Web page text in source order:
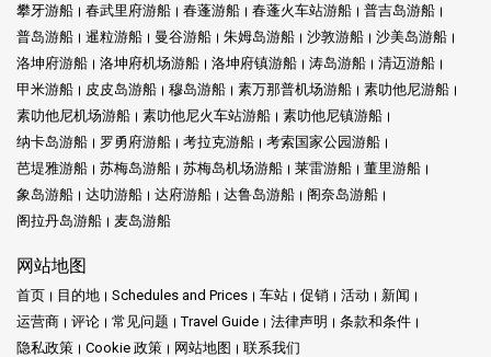
攀牙游船
春武里府游船 春蓬游船 春蓬火车站游船
普吉岛游船
普岛游船
暹粒游船 曼谷游船 朱姆岛游船 沙敦游船
沙美岛游船
洛坤府游船
洛坤府机场游船 洛坤府镇游船 涛岛游船
清迈游船
甲米游船
皮皮岛游船 穆岛游船 素万那普机场游船
素叻他尼游船
素叻他尼机场游船
素叻他尼火车站游船
素叻他尼镇游船
纳卡岛游船
罗勇府游船 考拉克游船
考索国家公园游船
芭堤雅游船
苏梅岛游船 苏梅岛机场游船 莱雷游船
董里游船
象岛游船
达叻游船 达府游船 达鲁岛游船
阁奈岛游船
阁拉丹岛游船
麦岛游船
网站地图
首页 目的地 Schedules and Prices 车站 促销 活动
新闻
运营商
评论 常见问题 Travel Guide 法律声明
条款和条件
隐私政策
Cookie 政策 网站地图 联系我们